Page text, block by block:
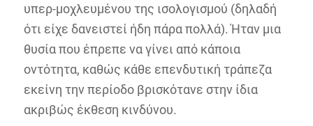
υπερ-μοχλευμένου της ισολογισμού (δηλαδή
ότι είχε δανειστεί ήδη πάρα πολλά). Ήταν μια
θυσία που έπρεπε να γίνει από κάποια
οντότητα, καθώς κάθε επενδυτική τράπεζα
εκείνη την περίοδο βρισκότανε στην ίδια
ακριβώς έκθεση κινδύνου.